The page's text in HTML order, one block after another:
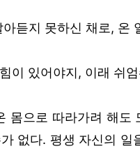
듣지 못하신 채로, 온
이 있어야지, 이래 쉬
몸으로 따라가려 해
없다. 평생 자신의